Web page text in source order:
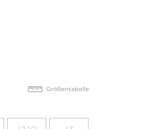
Größentabelle